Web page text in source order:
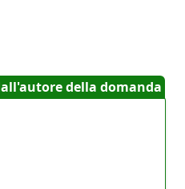
della domanda